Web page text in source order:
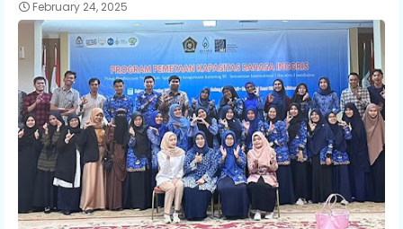
February 24, 2025